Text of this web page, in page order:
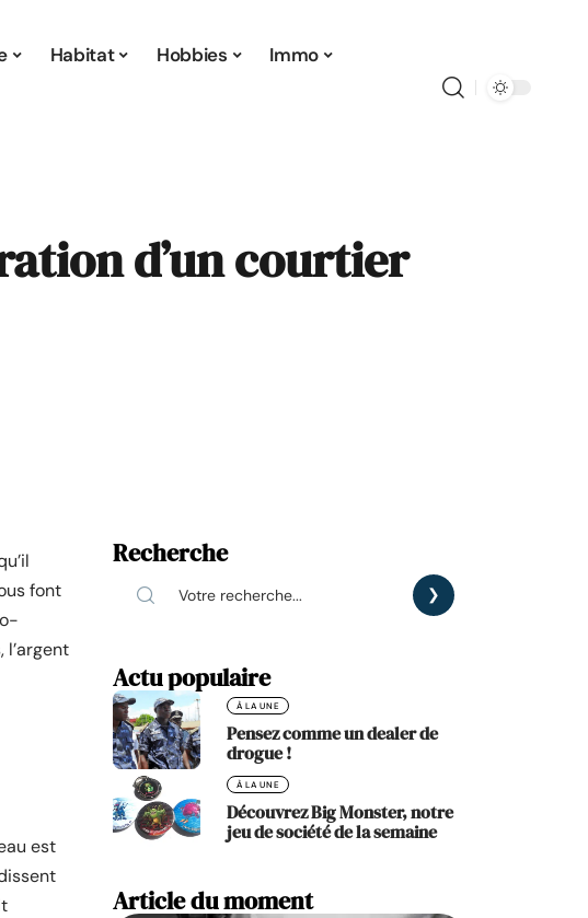
Habitat Hobbies Immo
d’un courtier
font
est
Recherche
Actu populaire
À LA UNE
Pensez comme un dealer de
drogue !
À LA UNE
Découvrez Big Monster, notre
jeu de société de la semaine
Article du moment